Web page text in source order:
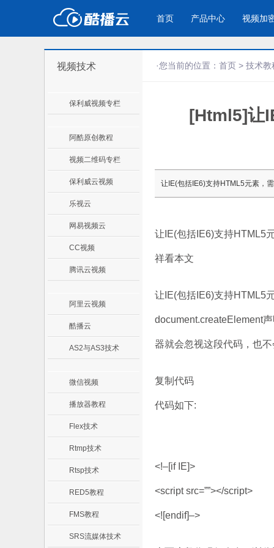
首页 产品中心
产品与新功能
防下载/防盗录/防录屏/防篡改
视频加
应用场景
企业宣传 产
个人网站
为个人网站、博客论坛，添加视频
工
视频技术
保利威视频专栏
阿酷原创教程
视频二维码专栏
保利威云视频
乐视云
网易视频云
CC视频
腾讯云视频
阿里云视频
酷播云
AS2与AS3技术
微信视频
播放器教程
Flex技术
Rtmp技术
Rtsp技术
RED5教程
FMS教程
SRS流媒体技术
·您当前的位置： 首页 > 技术教
[Html5]让
让IE(包括IE6)支持HTML5元素，
让IE(包括IE6)支持HTML5
祥看本文
让IE(包括IE6)支持HTML5
document.createElement
器就会忽视这段代码，也
复制代码
代码如下:
<!–[if IE]>
<script src=””></script>
<![endif]–>